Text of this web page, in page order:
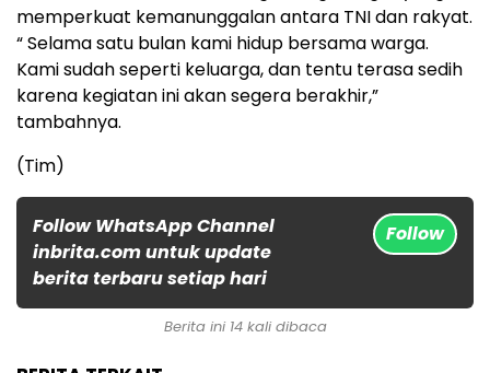
memperkuat kemanunggalan antara TNI dan rakyat.
“ Selama satu bulan kami hidup bersama warga.
Kami sudah seperti keluarga, dan tentu terasa sedih
karena kegiatan ini akan segera berakhir,”
tambahnya.
(Tim)
Follow WhatsApp Channel
inbrita.com untuk update
berita terbaru setiap hari
Follow
Berita ini 14 kali dibaca